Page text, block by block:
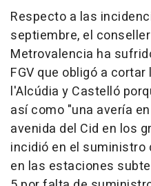
Respecto a las
septiembre, el
Metrovalencia ha
FGV que obligó a
l'Alcúdia y Castelló
así como "una avería
avenida del Cid en los
incidió en el suministro
en las estaciones